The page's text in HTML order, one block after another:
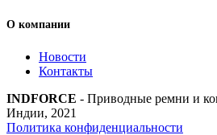
О компании
Новости
Контакты
INDFORCE - Приводные ремни и
Индии, 2021
Политика конфиденциальности